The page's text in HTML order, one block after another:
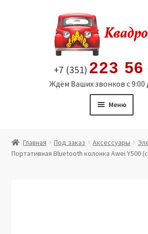
содержимому
+7 (351) 223 56
Ждём Ваших звонков с 9:00
Меню
Витрина
Главная Под заказ Аксессуары
Портативная Bluetooth колонка Awei Y500